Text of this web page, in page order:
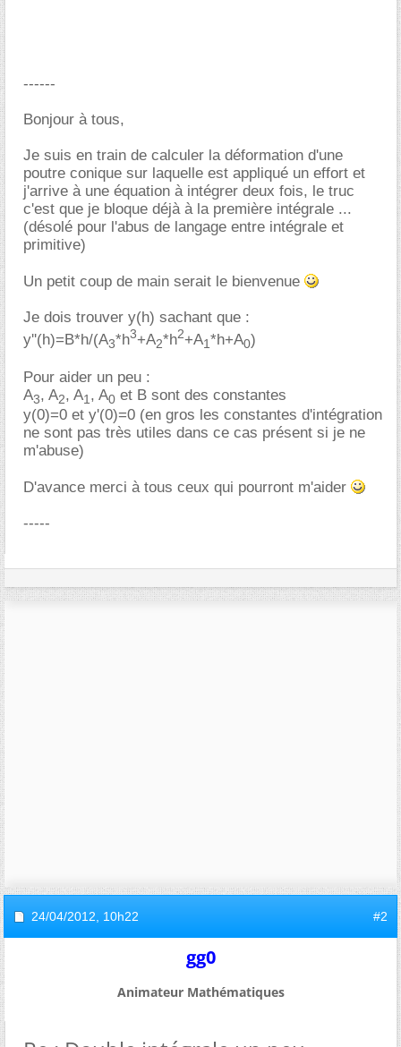
------
Bonjour à tous,
Je suis en train de calculer la déformation d'une
poutre conique sur laquelle est appliqué un effort et
j'arrive à une équation à intégrer deux fois, le truc
c'est que je bloque déjà à la première intégrale ...
(désolé pour l'abus de langage entre intégrale et
primitive)
Un petit coup de main serait le bienvenue
Je dois trouver y(h) sachant que :
y''(h)=B*h/(A3*h3+A2*h2+A1*h+A0)
Pour aider un peu :
A3, A2, A1, A0 et B sont des constantes
y(0)=0 et y'(0)=0 (en gros les constantes d'intégration
ne sont pas très utiles dans ce cas présent si je ne
m'abuse)
D'avance merci à tous ceux qui pourront m'aider
-----
24/04/2012, 10h22 #2
gg0
Animateur Mathématiques